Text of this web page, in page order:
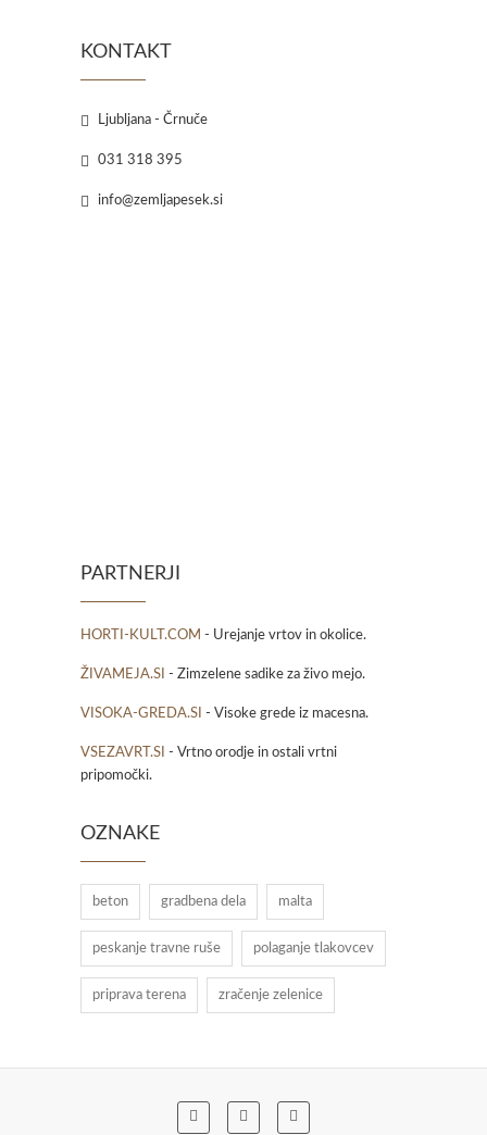
KONTAKT
Ljubljana - Črnuče
031 318 395
info@zemljapesek.si
PARTNERJI
HORTI-KULT.COM - Urejanje vrtov in okolice.
ŽIVAMEJA.SI - Zimzelene sadike za živo mejo.
VISOKA-GREDA.SI - Visoke grede iz macesna.
VSEZAVRT.SI - Vrtno orodje in ostali vrtni
pripomočki.
OZNAKE
beton gradbena dela malta
peskanje travne ruše polaganje tlakovcev
priprava terena zračenje zelenice